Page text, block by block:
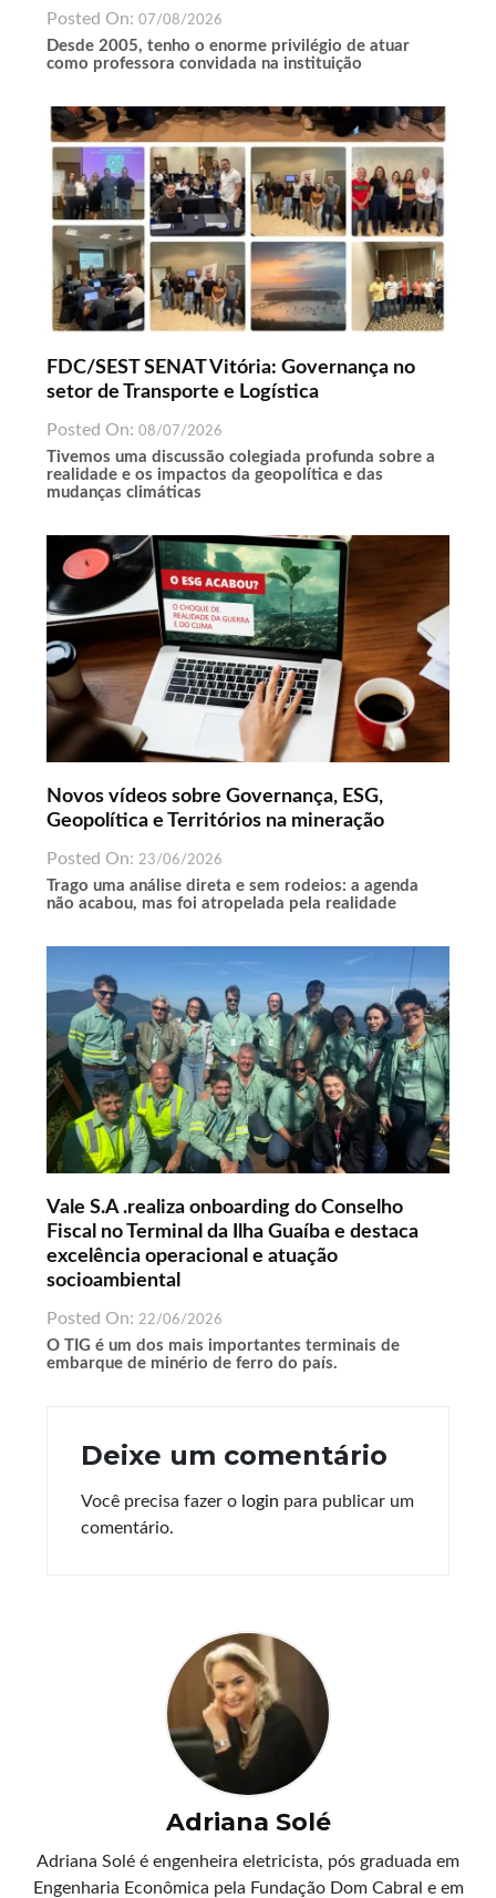
Posted On: 07/08/2026
Desde 2005, tenho o enorme privilégio de atuar
como professora convidada na instituição
FDC/SEST SENAT Vitória: Governança no
setor de Transporte e Logística
Posted On: 08/07/2026
Tivemos uma discussão colegiada profunda sobre a
realidade e os impactos da geopolítica e das
mudanças climáticas
Novos vídeos sobre Governança, ESG,
Geopolítica e Territórios na mineração
Posted On: 23/06/2026
Trago uma análise direta e sem rodeios: a agenda
não acabou, mas foi atropelada pela realidade
Vale S.A .realiza onboarding do Conselho
Fiscal no Terminal da Ilha Guaíba e destaca
excelência operacional e atuação
socioambiental
Posted On: 22/06/2026
O TIG é um dos mais importantes terminais de
embarque de minério de ferro do país.
Deixe um comentário
Você precisa fazer o login para publicar um
comentário.
Adriana Solé
Adriana Solé é engenheira eletricista, pós graduada em
Engenharia Econômica pela Fundação Dom Cabral e em